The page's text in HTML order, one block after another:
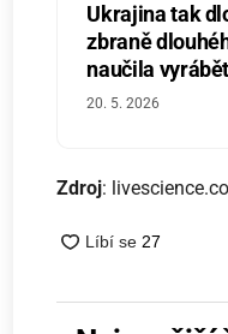
Ukrajina tak
zbraně
naučila
20. 5. 2026
Zdroj: